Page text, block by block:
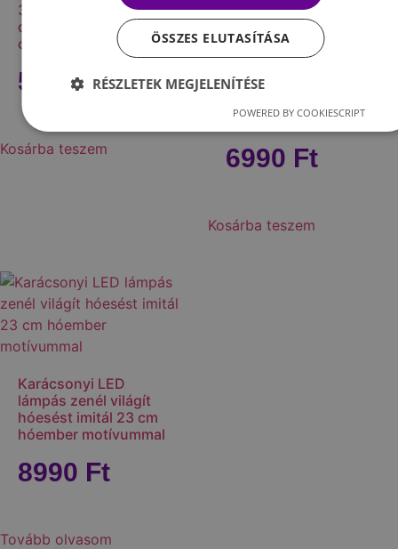
3D hatású LED
digitális asztali és fali
óra
5990 Ft
Kosárba teszem
Nagy tükör kijelzős
ébresztőóra
funkcióval
6990 Ft
Kosárba teszem
Karácsonyi LED
lámpás zenél világít
hóesést imitál 23 cm
hóember motívummal
8990 Ft
Tovább olvasom
ÖSSZES ELUTASÍTÁSA
RÉSZLETEK MEGJELENÍTÉSE
POWERED BY COOKIESCRIPT